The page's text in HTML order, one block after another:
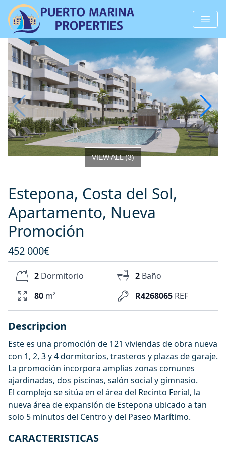
VIEW ALL(3)
Estepona, Costa del Sol,
Apartamento, Nueva
Promoción
452 000€
R4268065 REF
2 Dormitorio 2 Baño
80 m²
Descripcion
Este es una promoción de 121 viviendas de obra nueva
con 1, 2, 3 y 4 dormitorios, trasteros y plazas de garaje.
La promoción incorpora amplias zonas comunes
ajardinadas, dos piscinas, salón social y gimnasio.
El complejo se sitúa en el área del Recinto Ferial, la
nueva área de expansión de Estepona ubicado a tan
solo 5 minutos del Centro y del Paseo Marítimo.
CARACTERISTICAS